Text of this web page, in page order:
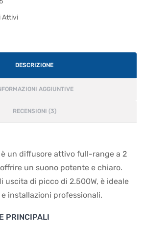
Attivi
DESCRIZIONE
AGGIUNTIVE
RECENSIONI (3)
è un diffusore attivo full-range a 2
un suono potente e chiaro.
uscita di picco di 2.500W, è ideale
installazioni professionali.
PRINCIPALI